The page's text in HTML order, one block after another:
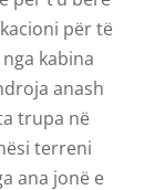
për të
kabina
anash
trupa në
terreni
ana jonë e